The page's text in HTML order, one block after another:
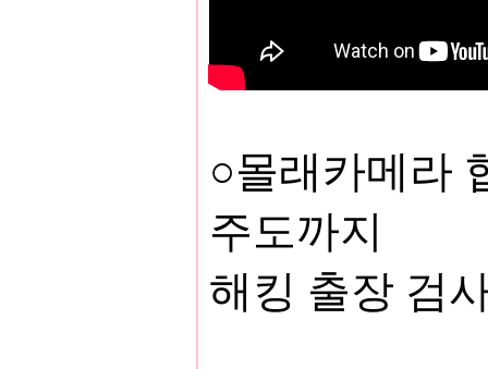
○몰래카메라
주도까지
해킹 출장 검